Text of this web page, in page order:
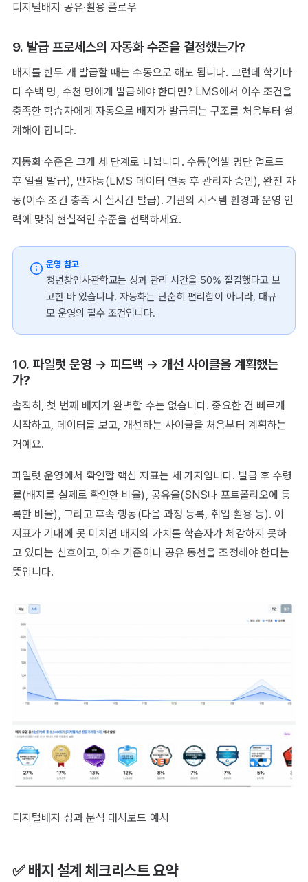
디지털배지 공유·활용 플로우
9. 발급 프로세스의 자동화 수준을 결정했는가?
배지를 한두 개 발급할 때는 수동으로 해도 됩니다. 그런데 학기마
다 수백 명, 수천 명에게 발급해야 한다면? LMS에서 이수 조건을
충족한 학습자에게 자동으로 배지가 발급되는 구조를 처음부터 설
계해야 합니다.
자동화 수준은 크게 세 단계로 나뉩니다. 수동(엑셀 명단 업로드
후 일괄 발급), 반자동(LMS 데이터 연동 후 관리자 승인), 완전 자
동(이수 조건 충족 시 실시간 발급). 기관의 시스템 환경과 운영 인
력에 맞춰 현실적인 수준을 선택하세요.
운영 참고
청년창업사관학교는 성과 관리 시간을 50% 절감했다고 보
고한 바 있습니다. 자동화는 단순히 편리함이 아니라, 대규
모 운영의 필수 조건입니다.
10. 파일럿 운영 → 피드백 → 개선 사이클을 계획했는
가?
솔직히, 첫 번째 배지가 완벽할 수는 없습니다. 중요한 건 빠르게
시작하고, 데이터를 보고, 개선하는 사이클을 처음부터 계획하는
거예요.
파일럿 운영에서 확인할 핵심 지표는 세 가지입니다. 발급 후 수령
률(배지를 실제로 확인한 비율), 공유율(SNS나 포트폴리오에 등
록한 비율), 그리고 후속 행동(다음 과정 등록, 취업 활용 등). 이
지표가 기대에 못 미치면 배지의 가치를 학습자가 체감하지 못하
고 있다는 신호이고, 이수 기준이나 공유 동선을 조정해야 한다는
뜻입니다.
디지털배지 성과 분석 대시보드 예시
✅ 배지 설계 체크리스트 요약